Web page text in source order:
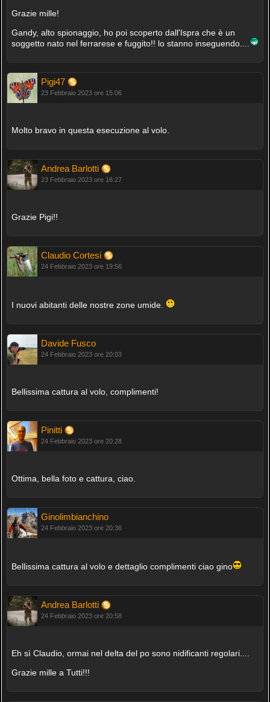
Grazie mille!
Gandy, alto spionaggio, ho poi scoperto dall'Ispra che è un
soggetto nato nel ferrarese e fuggito!! lo stanno inseguendo....
Pigi47
23 Febbraio 2023 ore 15:06
Molto bravo in questa esecuzione al volo.
Andrea Barlotti
23 Febbraio 2023 ore 16:27
Grazie Pigi!!
Claudio Cortesi
24 Febbraio 2023 ore 19:56
I nuovi abitanti delle nostre zone umide.
Davide Fusco
24 Febbraio 2023 ore 20:03
Bellissima cattura al volo, complimenti!
Pinitti
24 Febbraio 2023 ore 20:28
Ottima, bella foto e cattura, ciao.
Ginolimbianchino
24 Febbraio 2023 ore 20:36
Bellissima cattura al volo e dettaglio complimenti ciao gino
Andrea Barlotti
24 Febbraio 2023 ore 20:58
Eh sì Claudio, ormai nel delta del po sono nidificanti regolari....
Grazie mille a Tutti!!!